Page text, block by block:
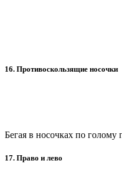
16. Противоскользящие носочки
Бегая в носочках по
17. Право и лево